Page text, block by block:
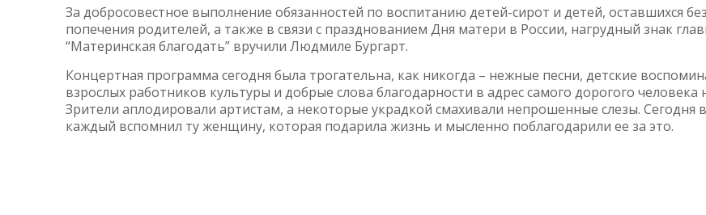
За добросовестное выполнение обязанностей по воспитанию детей-сирот и детей, оставшихся без
попечения родителей, а также в связи с празднованием Дня матери в России, нагрудный знак
“Материнская благодать” вручили Людмиле Бургарт.
Концертная программа сегодня была трогательна, как никогда – нежные песни, детские
взрослых работников культуры и добрые слова благодарности в адрес самого дорогого человека
Зрители аплодировали артистам, а некоторые украдкой смахивали непрошенные слезы. Сегодня
каждый вспомнил ту женщину, которая подарила жизнь и мысленно поблагодарили ее за это.